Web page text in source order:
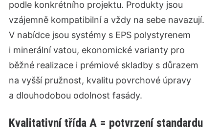
podle konkrétního projektu. Produkty jsou
vzájemně kompatibilní a vždy na sebe navazují.
V nabídce jsou systémy s EPS polystyrenem
i minerální vatou, ekonomické varianty pro
běžné realizace i prémiové skladby s důrazem
na vyšší pružnost, kvalitu povrchové úpravy
a dlouhodobou odolnost fasády.
Kvalitativní třída A = potvrzení standardu